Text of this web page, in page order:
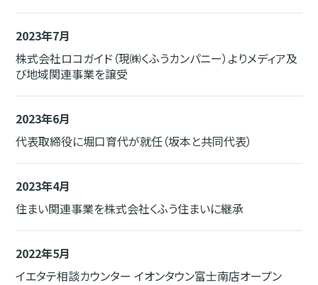
2023年7月
株式会社ロコガイド（現㈱くふうカンパニー）よりメディア及
び地域関連事業を譲受
2023年6月
代表取締役に堀口育代が就任（坂本と共同代表）
2023年4月
住まい関連事業を株式会社くふう住まいに継承
2022年5月
イエタテ相談カウンター イオンタウン富士南店オープン